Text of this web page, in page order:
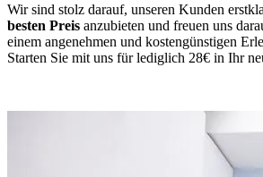
Wir sind stolz darauf, unseren Kunden
besten Preis anzubieten und freuen uns
einem angenehmen und kostengünstigen
Starten Sie mit uns für lediglich 28€ in Ihr